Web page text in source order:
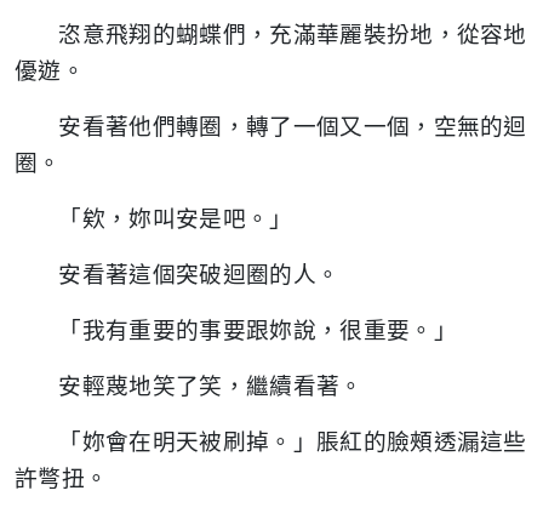
恣意飛翔的蝴蝶們，充滿華麗裝扮地，從容地
優遊。
安看著他們轉圈，轉了一個又一個，空無的迴
圈。
「欸，妳叫安是吧。」
安看著這個突破迴圈的人。
「我有重要的事要跟妳說，很重要。」
安輕蔑地笑了笑，繼續看著。
「妳會在明天被刷掉。」脹紅的臉頰透漏這些
許彆扭。